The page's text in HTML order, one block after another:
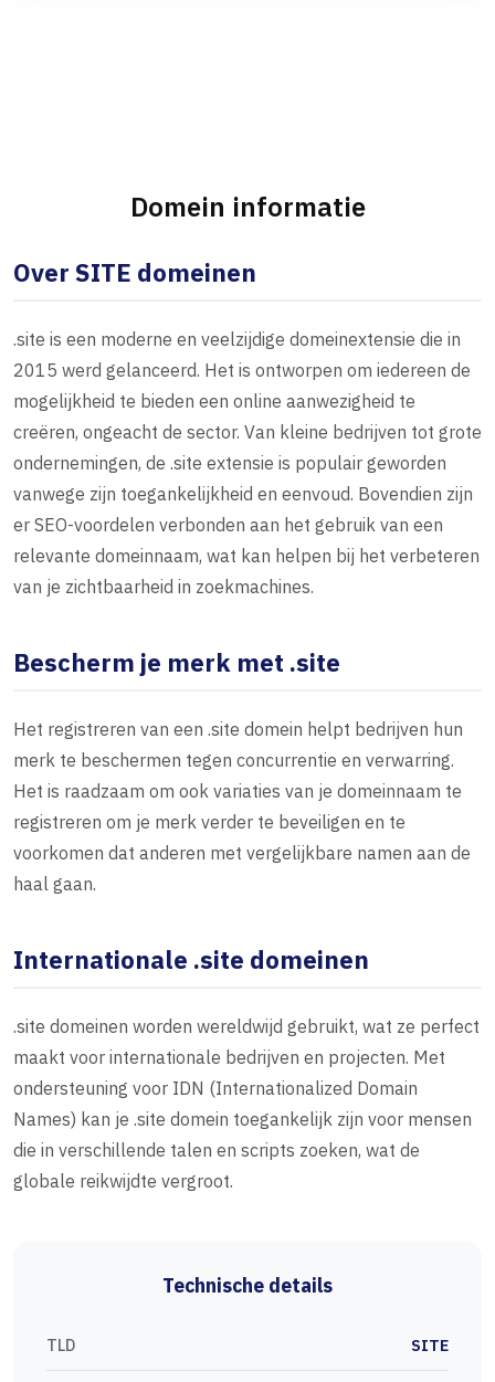
Domein informatie
Over SITE domeinen
.site is een moderne en veelzijdige domeinextensie die in
2015 werd gelanceerd. Het is ontworpen om iedereen de
mogelijkheid te bieden een online aanwezigheid te
creëren, ongeacht de sector. Van kleine bedrijven tot grote
ondernemingen, de .site extensie is populair geworden
vanwege zijn toegankelijkheid en eenvoud. Bovendien zijn
er SEO-voordelen verbonden aan het gebruik van een
relevante domeinnaam, wat kan helpen bij het verbeteren
van je zichtbaarheid in zoekmachines.
Bescherm je merk met .site
Het registreren van een .site domein helpt bedrijven hun
merk te beschermen tegen concurrentie en verwarring.
Het is raadzaam om ook variaties van je domeinnaam te
registreren om je merk verder te beveiligen en te
voorkomen dat anderen met vergelijkbare namen aan de
haal gaan.
Internationale .site domeinen
.site domeinen worden wereldwijd gebruikt, wat ze perfect
maakt voor internationale bedrijven en projecten. Met
ondersteuning voor IDN (Internationalized Domain
Names) kan je .site domein toegankelijk zijn voor mensen
die in verschillende talen en scripts zoeken, wat de
globale reikwijdte vergroot.
Technische details
TLD SITE